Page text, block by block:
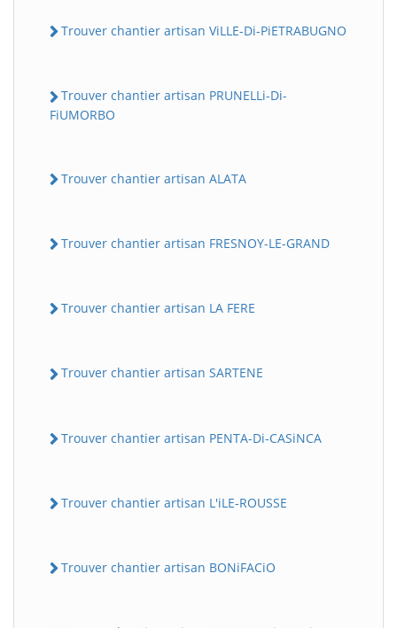
Trouver chantier artisan ViLLE-Di-PiETRABUGNO
Trouver chantier artisan PRUNELLi-Di-
FiUMORBO
Trouver chantier artisan ALATA
Trouver chantier artisan FRESNOY-LE-GRAND
Trouver chantier artisan LA FERE
Trouver chantier artisan SARTENE
Trouver chantier artisan PENTA-Di-CASiNCA
Trouver chantier artisan L'iLE-ROUSSE
Trouver chantier artisan BONiFACiO